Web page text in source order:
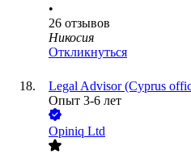
•
26 отзывов
Никосия
Откликнуться
Legal Advisor (Cyprus
Опыт 3-6 лет
Opiniq Ltd